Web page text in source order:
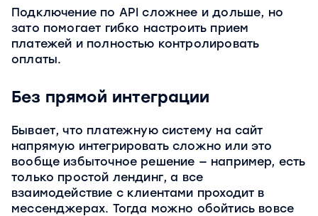
Подключение по API сложнее и дольше, но
зато помогает гибко настроить прием
платежей и полностью контролировать
оплаты.
Без прямой интеграции
Бывает, что платежную систему на сайт
напрямую интегрировать сложно или это
вообще избыточное решение — например, есть
только простой лендинг, а все
взаимодействие с клиентами проходит в
мессенджерах. Тогда можно обойтись вовсе